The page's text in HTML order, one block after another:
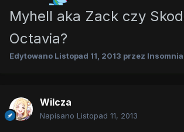
Myhell aka Zack czy
Octavia?
Edytowano Listopad 11, 2013 przez Insomnia
Wilcza
Napisano Listopad 11, 2013